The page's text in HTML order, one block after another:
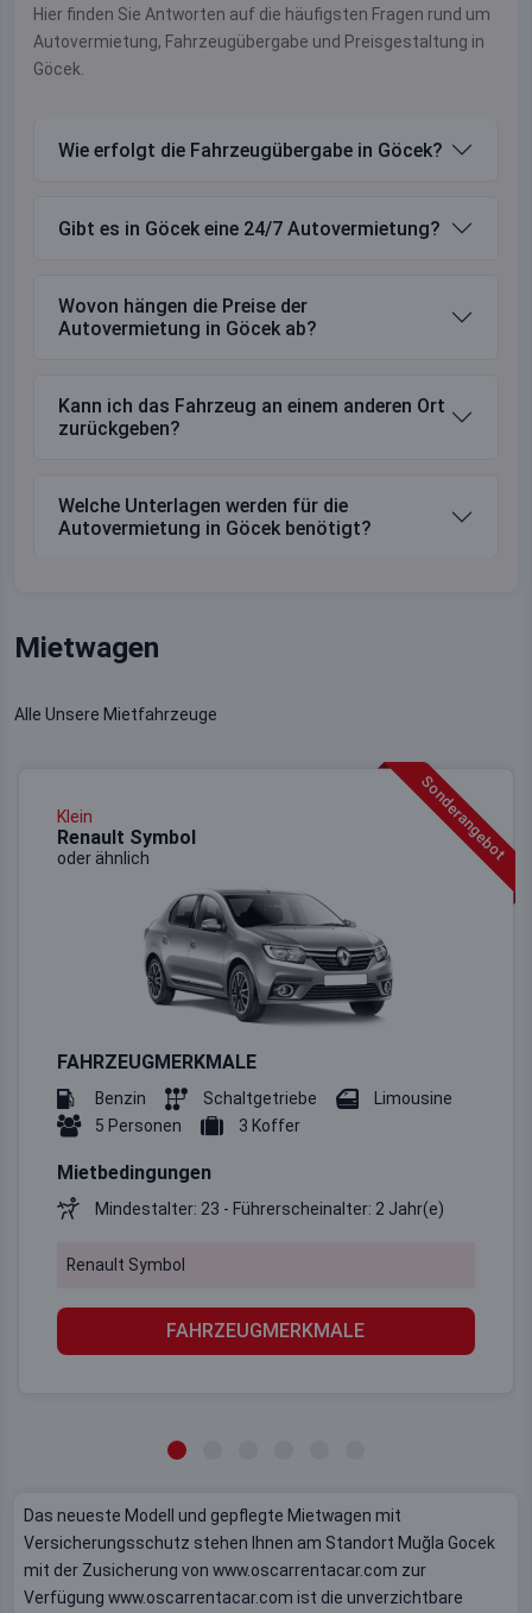
Hier finden Sie Antworten auf die häufigsten Fragen rund um
Autovermietung, Fahrzeugübergabe und Preisgestaltung in
Göcek.
Wie erfolgt die Fahrzeugübergabe in Göcek?
Gibt es in Göcek eine 24/7 Autovermietung?
Wovon hängen die Preise der
Autovermietung in Göcek ab?
Kann ich das Fahrzeug an einem anderen Ort
zurückgeben?
Welche Unterlagen werden für die
Autovermietung in Göcek benötigt?
Mietwagen
Alle Unsere Mietfahrzeuge
Sonderangebot
Klein
Renault Symbol
oder ähnlich
FAHRZEUGMERKMALE
Benzin Schaltgetriebe
Limousine
5 Personen
3 Koffer
Mietbedingungen
Mindestalter: 23 - Führerscheinalter: 2 Jahr(e)
Renault Symbol
FAHRZEUGMERKMALE
Das neueste Modell und gepflegte Mietwagen mit
Versicherungsschutz stehen Ihnen am Standort Muğla Gocek
mit der Zusicherung von www.oscarrentacar.com zur
Verfügung www.oscarrentacar.com ist die unverzichtbare